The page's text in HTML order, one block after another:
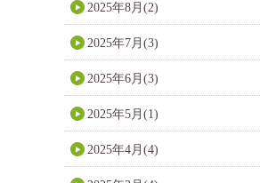
2025年8月(2)
2025年7月(3)
2025年6月(3)
2025年5月(1)
2025年4月(4)